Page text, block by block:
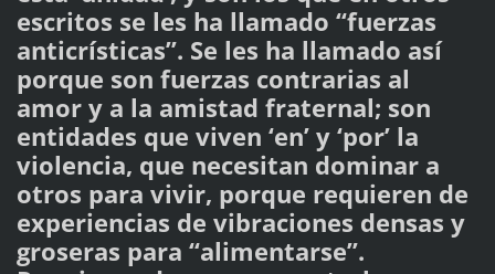
escritos se les ha llamado “fuerzas
anticrísticas”. Se les ha llamado así
porque son fuerzas contrarias al
amor y a la amistad fraternal; son
entidades que viven ‘en’ y ‘por’ la
violencia, que necesitan dominar a
otros para vivir, porque requieren de
experiencias de vibraciones densas y
groseras para “alimentarse”.